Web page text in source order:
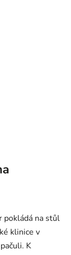
pokládá na stůl
klinice v
K